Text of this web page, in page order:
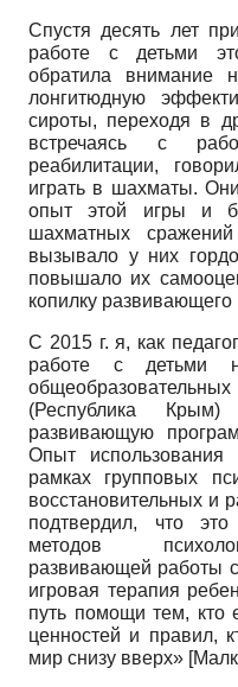
Спустя десять лет
работе с детьми
обратила внимание
лонгитюд­ную
сироты, переходя в
встречаясь с
реабилитации,
играть в шахматы.
опыт этой игры и
шахматных
вызывало у них
повышало их
копилку развивающего
С 2015 г. я, как
работе с детьми
(Республика Крым)
развивающую
Опыт
рамках групповых
восстановительных и
подтвердил, что
методов
развивающей работы
игровая терапия
путь помощи тем, кто
ценностей и правил,
мир снизу вверх» [